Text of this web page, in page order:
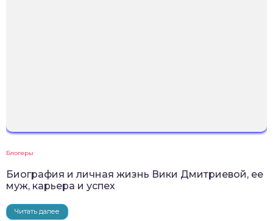
Блогеры
Биография и личная жизнь Вики Дмитриевой, ее
муж, карьера и успех
Читать далее